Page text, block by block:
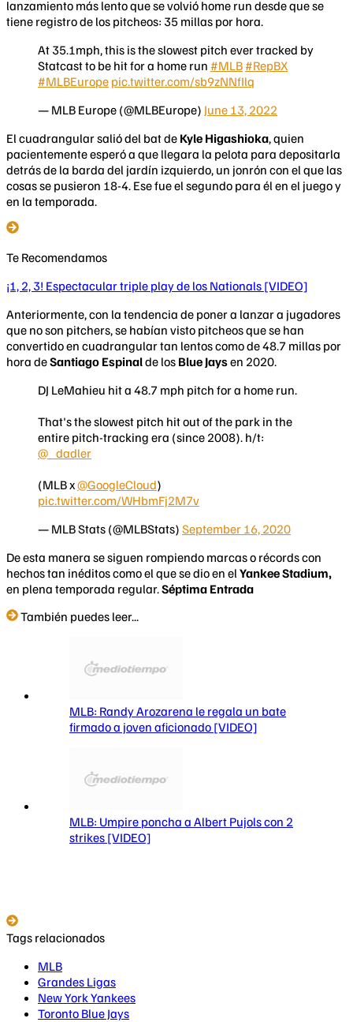
lanzamiento más lento que se volvió home run desde que se
tiene registro de los pitcheos: 35 millas por hora.
At 35.1mph, this is the slowest pitch ever tracked by
Statcast to be hit for a home run #MLB #RepBX
#MLBEurope pic.twitter.com/sb9zNNfIlq
— MLB Europe (@MLBEurope) June 13, 2022
El cuadrangular salió del bat de Kyle Higashioka, quien
pacientemente esperó a que llegara la pelota para depositarla
detrás de la barda del jardín izquierdo, un jonrón con el que las
cosas se pusieron 18-4. Ese fue el segundo para él en el juego y
en la temporada.
Te Recomendamos
¡1, 2, 3! Espectacular triple play de los Nationals [VIDEO]
Anteriormente, con la tendencia de poner a lanzar a jugadores
que no son pitchers, se habían visto pitcheos que se han
convertido en cuadrangular tan lentos como de 48.7 millas por
hora deSantiago Espinalde los Blue Jaysen 2020.
DJ LeMahieu hit a 48.7 mph pitch for a home run.
That's the slowest pitch hit out of the park in the
entire pitch-tracking era (since 2008). h/t:
@_dadler
(MLB x@GoogleCloud)
pic.twitter.com/WHbmFj2M7v
— MLB Stats (@MLBStats) September 16, 2020
De esta manera se siguen rompiendo marcas o récords con
hechos tan inéditos como el que se dio en el Yankee Stadium,
en plena temporada regular.Séptima Entrada
También puedes leer...
MLB: Randy Arozarena le regala un bate
firmado a joven aficionado [VIDEO]
MLB: Umpire poncha a Albert Pujols con 2
strikes [VIDEO]
Tags relacionados
MLB
Grandes Ligas
New York Yankees
Toronto Blue Jays